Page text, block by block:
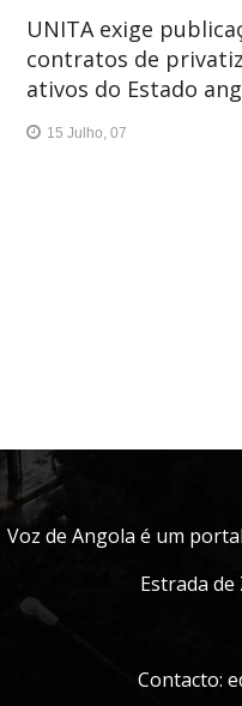
UNITA exige
contratos de
ativos do Estado
15 Julho, 07
Voz de Angola é um
Estrada
Contacto: